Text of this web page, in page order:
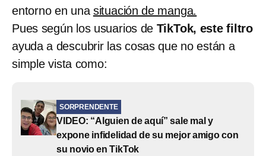
entorno en una situación de manga.
Pues según los usuarios de TikTok, este filtro
ayuda a descubrir las cosas que no están a
simple vista como:
SORPRENDENTE
VIDEO: “Alguien de aquí” sale mal y
expone infidelidad de su mejor amigo con
su novio en TikTok